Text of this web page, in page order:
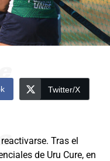
Twitter/X
Tras el
de Uru Cure, en